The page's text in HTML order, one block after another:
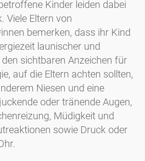
Kinder leiden dabei
Viele Eltern von
bemerken, dass ihr Kind
launischer und
sichtbaren Anzeichen für
auf die Eltern achten sollten,
Niesen und eine
oder tränende Augen,
Müdigkeit und
sowie Druck oder